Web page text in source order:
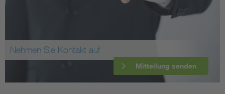
Nehmen Sie Kontakt auf
Mitteilung senden